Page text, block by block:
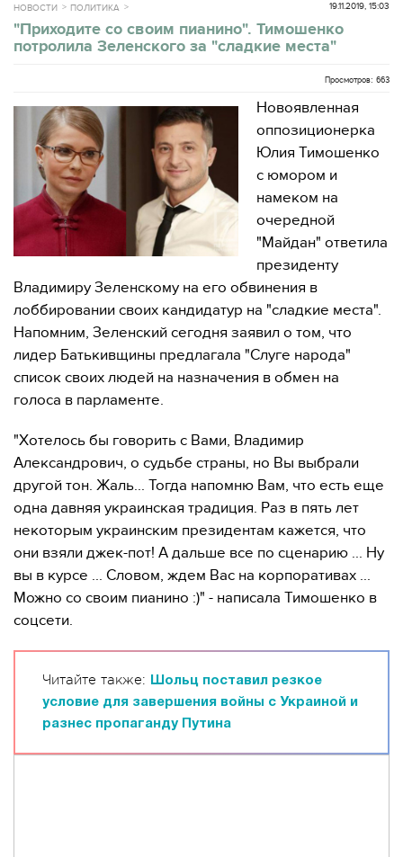
НОВОСТИ ПОЛИТИКА 19.11.2019, 15:03
"Приходите со своим пианино". Тимошенко
потролила Зеленского за "сладкие места"
Просмотров: 663
Новоявленная
оппозиционерка
Юлия Тимошенко
с юмором и
намеком на
очередной
"Майдан" ответила
президенту
Владимиру Зеленскому на его обвинения в
лоббировании своих кандидатур на "сладкие места".
Напомним, Зеленский сегодня заявил о том, что
лидер Батькивщины предлагала "Слуге народа"
список своих людей на назначения в обмен на
голоса в парламенте.
"Хотелось бы говорить с Вами, Владимир
Александрович, о судьбе страны, но Вы выбрали
другой тон. Жаль... Тогда напомню Вам, что есть еще
одна давняя украинская традиция. Раз в пять лет
некоторым украинским президентам кажется, что
они взяли джек-пот! А дальше все по сценарию ... Ну
вы в курсе ... Словом, ждем Вас на корпоративах ...
Можно со своим пианино :)" - написала Тимошенко в
соцсети.
Читайте также:
Шольц поставил резкое
условие для завершения войны с Украиной и
разнес пропаганду Путина